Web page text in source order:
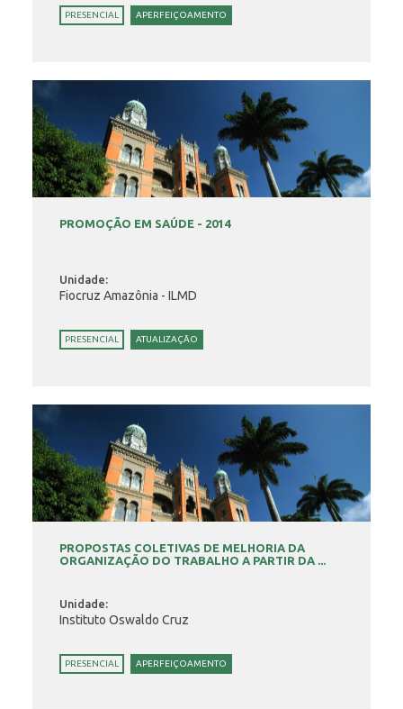
PRESENCIAL APERFEIÇOAMENTO
PROMOÇÃO EM SAÚDE - 2014
Unidade:
Fiocruz Amazônia - ILMD
PRESENCIAL ATUALIZAÇÃO
PROPOSTAS COLETIVAS DE MELHORIA DA
ORGANIZAÇÃO DO TRABALHO A PARTIR DA ...
Unidade:
Instituto Oswaldo Cruz
PRESENCIAL APERFEIÇOAMENTO